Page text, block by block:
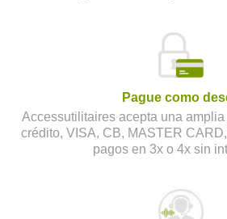
Pague como
Accessutilitaires acepta una
crédito, VISA, CB, MASTER
pagos en 3x o 4x sin